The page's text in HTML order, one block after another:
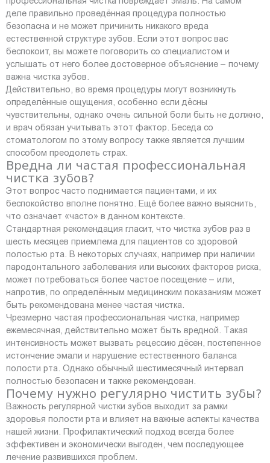
деле правильно проведённая процедура полностью
безопасна и не может причинить никакого вреда
естественной структуре зубов. Если этот вопрос вас
беспокоит, вы можете поговорить со специалистом и
услышать от него более достоверное объяснение – почему
важна чистка зубов.
Действительно, во время процедуры могут возникнуть
определённые ощущения, особенно если дёсны
чувствительны, однако очень сильной боли быть не должно,
и врач обязан учитывать этот фактор. Беседа со
стоматологом по этому вопросу также является лучшим
способом преодолеть страх.
Вредна ли частая профессиональная
чистка зубов?
Этот вопрос часто поднимается пациентами, и их
беспокойство вполне понятно. Ещё более важно выяснить,
что означает «часто» в данном контексте.
Стандартная рекомендация гласит, что чистка зубов раз в
шесть месяцев приемлема для пациентов со здоровой
полостью рта. В некоторых случаях, например при наличии
пародонтального заболевания или высоких факторов риска,
может потребоваться более частое посещение – или,
напротив, по определённым медицинским показаниям может
быть рекомендована менее частая чистка.
Чрезмерно частая профессиональная чистка, например
ежемесячная, действительно может быть вредной. Такая
интенсивность может вызвать рецессию дёсен, постепенное
истончение эмали и нарушение естественного баланса
полости рта. Однако обычный шестимесячный интервал
полностью безопасен и также рекомендован.
Почему нужно регулярно чистить зубы?
Важность регулярной чистки зубов выходит за рамки
здоровья полости рта и влияет на важные аспекты качества
нашей жизни. Профилактический подход всегда более
эффективен и экономически выгоден, чем последующее
лечение развившихся проблем.